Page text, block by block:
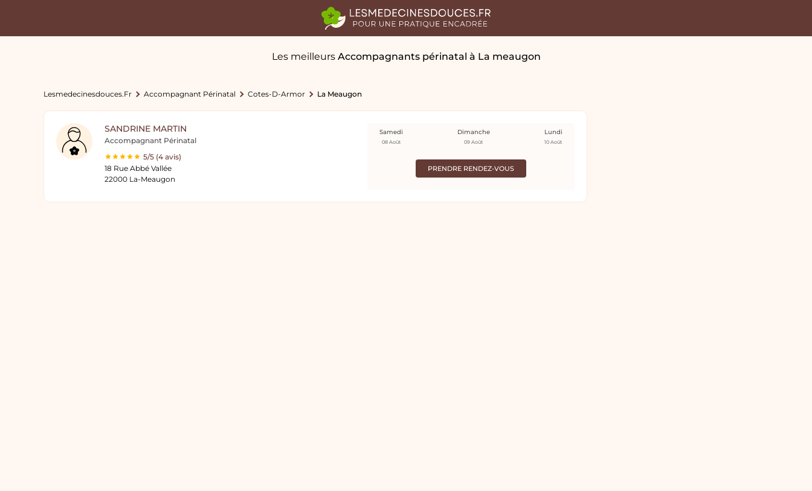
Les meilleurs Accompagnants périnatal à La meaugon
Lesmedecinesdouces.fr Accompagnant Périnatal Cotes-D-Armor La Meaugon
SANDRINE MARTIN
Accompagnant Périnatal
5/5 (4 avis)
18 Rue Abbé Vallée
22000 La-Meaugon
PRENDRE RENDEZ-VOUS
Samedi
08 Août
Dimanche
09 Août
Lundi
10 Août